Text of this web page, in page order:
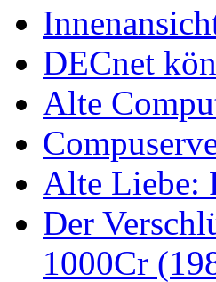
DECnet
Alte
Alte Liebe:
Der
1000Cr